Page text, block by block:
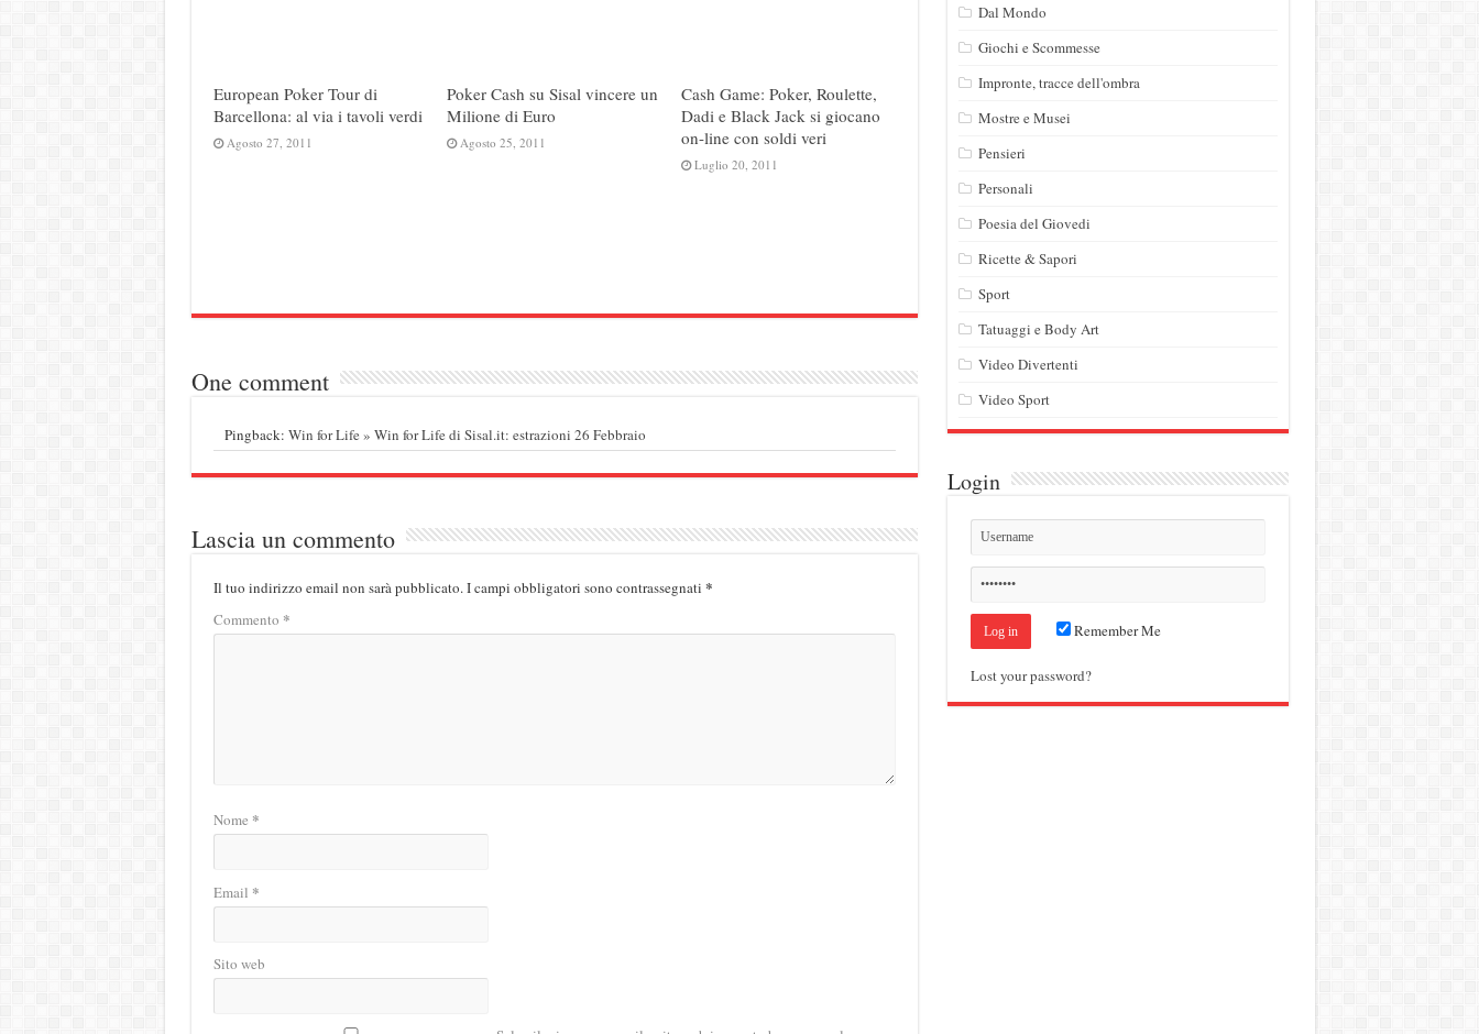
European Poker Tour di
Barcellona: al via i tavoli verdi
Agosto 27, 2011
Poker Cash su Sisal vincere un
Milione di Euro
Agosto 25, 2011
Cash Game: Poker, Roulette,
Dadi e Black Jack si giocano
on-line con soldi veri
Luglio 20, 2011
One comment
Pingback: Win for Life » Win for Life di Sisal.it: estrazioni 26 Febbraio
Lascia un commento
Il tuo indirizzo email non sarà pubblicato.I campi obbligatori sono contrassegnati *
Commento *
Nome *
Email *
Sito web
Dal Mondo
Giochi e Scommesse
Impronte, tracce dell'ombra
Mostre e Musei
Pensieri
Personali
Poesia del Giovedi
Ricette & Sapori
Sport
Tatuaggi e Body Art
Video Divertenti
Video Sport
Login
Remember Me
Lost your password?